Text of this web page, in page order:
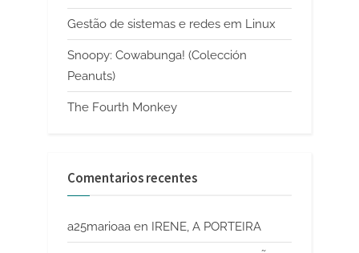
Gestão de sistemas e redes em Linux
Snoopy: Cowabunga! (Colección
Peanuts)
The Fourth Monkey
Comentarios recentes
a25marioaa en IRENE, A PORTEIRA